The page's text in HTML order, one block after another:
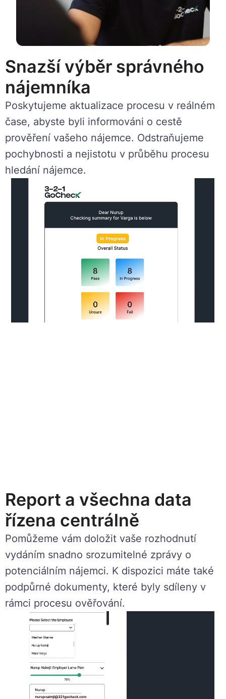
Snazší výběr správného
nájemníka
Poskytujeme aktualizace procesu v reálném
čase, abyste byli informováni o cestě
prověření vašeho nájemce. Odstraňujeme
pochybnosti a nejistotu v průběhu procesu
hledání nájemce.
Report a všechna data
řízena centrálně
Pomůžeme vám doložit vaše rozhodnutí